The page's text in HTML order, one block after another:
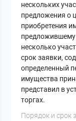
нескольких
предложения о
приобретения
предложившему
несколько
срок заявки,
определенный
имущества
представил в
торгах.
Порядок и срок